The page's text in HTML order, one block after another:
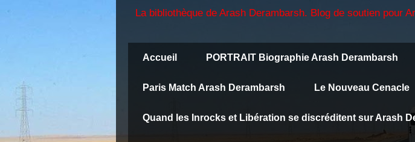
La bibliothèque de Arash Derambarsh. Blog de soutien pour
Accueil PORTRAIT Biographie Arash Derambarsh
Paris Match Arash Derambarsh Le Nouveau Cenacle
Quand les Inrocks et Libération se discréditent sur Arash